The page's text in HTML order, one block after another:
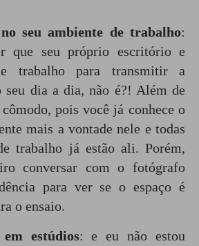
seu ambiente de trabalho:
que seu próprio escritório e
trabalho para transmitir a
seu dia a dia, não é?! Além de
cômodo, pois você já conhece o
mais a vontade nele e todas
trabalho já estão ali. Porém,
conversar com o fotógrafo
para ver se o espaço é
o ensaio.
estúdios: e eu não estou